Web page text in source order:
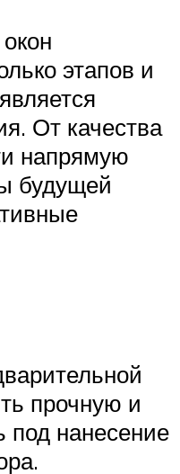
этапов и
От качества
напрямую
будущей
прочную и
под нанесение